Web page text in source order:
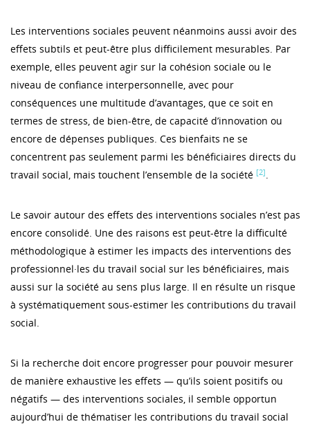
Les interventions sociales peuvent néanmoins aussi avoir des
effets subtils et peut-être plus difficilement mesurables. Par
exemple, elles peuvent agir sur la cohésion sociale ou le
niveau de confiance interpersonnelle, avec pour
conséquences une multitude d’avantages, que ce soit en
termes de stress, de bien-être, de capacité d’innovation ou
encore de dépenses publiques. Ces bienfaits ne se
concentrent pas seulement parmi les bénéficiaires directs du
travail social, mais touchent l’ensemble de la société [2].
Le savoir autour des effets des interventions sociales n’est pas
encore consolidé. Une des raisons est peut-être la difficulté
méthodologique à estimer les impacts des interventions des
professionnel·les du travail social sur les bénéficiaires, mais
aussi sur la société au sens plus large. Il en résulte un risque
à systématiquement sous-estimer les contributions du travail
social.
Si la recherche doit encore progresser pour pouvoir mesurer
de manière exhaustive les effets — qu’ils soient positifs ou
négatifs — des interventions sociales, il semble opportun
aujourd’hui de thématiser les contributions du travail social